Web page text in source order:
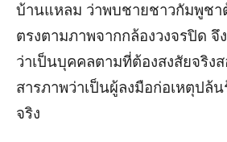
บ้านแหลม ว่าพบชายชาวกัมพูช
ตรงตามภาพจากกล้องวงจรปิด จึ
ว่าเป็นบุคคลตามที่ต้องสงสัยจริง
สารภาพว่าเป็นผู้ลงมือก่อเหตุปล้
จริง